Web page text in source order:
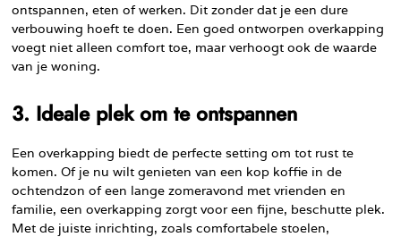
ontspannen, eten of werken. Dit zonder dat je een dure
verbouwing hoeft te doen. Een goed ontworpen overkapping
voegt niet alleen comfort toe, maar verhoogt ook de waarde
van je woning.
3. Ideale plek om te ontspannen
Een overkapping biedt de perfecte setting om tot rust te
komen. Of je nu wilt genieten van een kop koffie in de
ochtendzon of een lange zomeravond met vrienden en
familie, een overkapping zorgt voor een fijne, beschutte plek.
Met de juiste inrichting, zoals comfortabele stoelen,